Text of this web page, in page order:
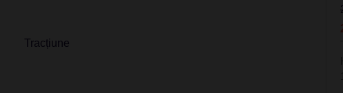
Tracțiune